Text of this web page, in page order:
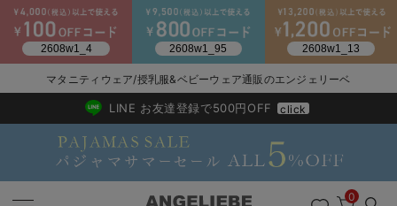
マタニティウェア/授乳服&ベビーウェア通販のエンジェリーベ
2026/NewArrival
送料495円(一部地域を除く) 7,700円以上で送料無料
LINE お友達登録で500円OFF click
0